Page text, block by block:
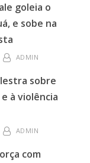
goleia o
e sobe na
ADMIN
sobre
à violência
ADMIN
com